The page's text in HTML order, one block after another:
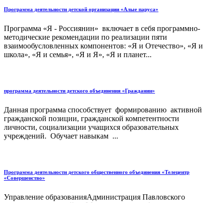
Программа деятельности детской организации «Алые паруса»
Программа «Я - Россиянин» включает в себя программно-
методические рекомендации по реализации пяти
взаимообусловленных компонентов: «Я и Отечество», «Я и
школа», «Я и семья», «Я и Я», «Я и планет...
программа деятельности детского объединения «Гражданин»
Данная программа способствует формированию активной
гражданской позиции, гражданской компетентности
личности, социализации учащихся образовательных
учреждений. Обучает навыкам ...
Программа деятельности детского общественного объединения «Телецентр
«Совершенство»
Управление образованияАдминистрация Павловского